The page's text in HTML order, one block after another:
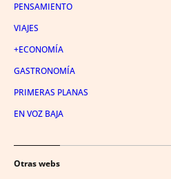
PENSAMIENTO
VIAJES
+ECONOMÍA
GASTRONOMÍA
PRIMERAS PLANAS
EN VOZ BAJA
Otras webs